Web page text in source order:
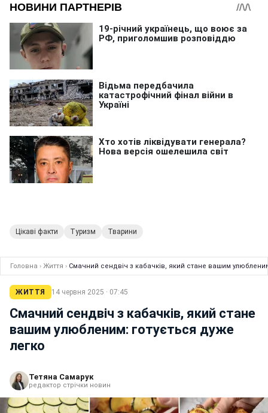
Цікаві факти Туризм Тварини
Головна › Життя › Смачний сендвіч з кабачків, який стане вашим
ЖИТТЯ 14 червня 2025 · 07:45
Смачний сендвіч з кабачків, який стане
вашим улюбленим: готується дуже
легко
Тетяна Самарук
редактор стрічки новин